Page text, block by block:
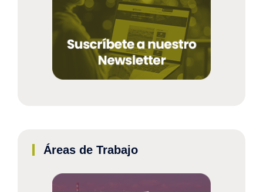
Áreas de Trabajo